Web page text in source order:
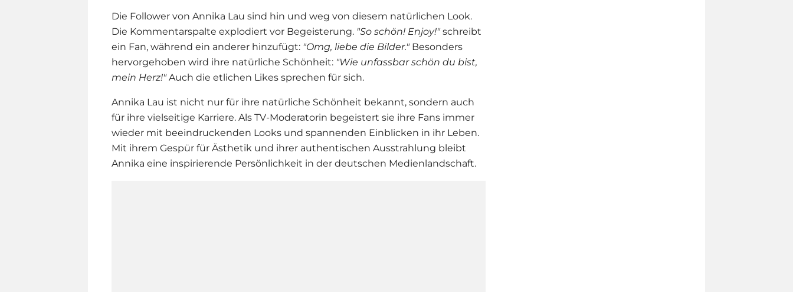
Die Follower von Annika Lau sind hin und weg von diesem natürlichen Look.
Die Kommentarspalte explodiert vor Begeisterung. "So schön! Enjoy!" schreibt
ein Fan, während ein anderer hinzufügt: "Omg, liebe die Bilder." Besonders
hervorgehoben wird ihre natürliche Schönheit: "Wie unfassbar schön du bist,
mein Herz!" Auch die etlichen Likes sprechen für sich.
Annika Lau ist nicht nur für ihre natürliche Schönheit bekannt, sondern auch
für ihre vielseitige Karriere. Als TV-Moderatorin begeistert sie ihre Fans immer
wieder mit beeindruckenden Looks und spannenden Einblicken in ihr Leben.
Mit ihrem Gespür für Ästhetik und ihrer authentischen Ausstrahlung bleibt
Annika eine inspirierende Persönlichkeit in der deutschen Medienlandschaft.